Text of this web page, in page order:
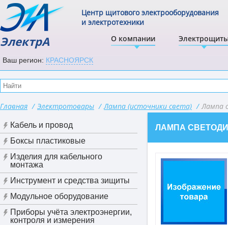
ЭлектрА О компании
Центр щитового электрооборудования
и электротехники
Ваш регион: КРАСНОЯРСК
Главная / Электротовары / Лампа (источники света) / Лампа
Кабель и провод
Боксы пластиковые
Изделия для кабельного
монтажа
Инструмент и средства зищиты
Модульное оборудование
Приборы учёта электроэнергии,
контроля и измерения
ЛАМПА